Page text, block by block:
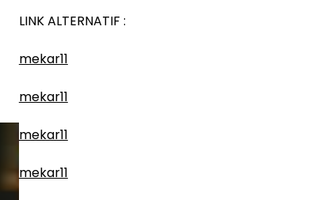
LINK ALTERNATIF :
mekar11
mekar11
mekar11
mekar11